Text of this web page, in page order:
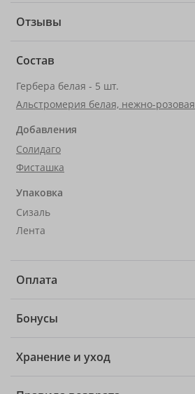
Отзывы
Состав
Гербера белая - 5 шт.
Альстромерия белая, нежно-розовая
Добавления
Солидаго
Фисташка
Упаковка
Сизаль
Лента
Оплата
Бонусы
Хранение и уход